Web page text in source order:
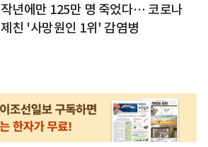
작년에만 125만 명 죽었다… 코로나
제친 '사망원인 1위' 감염병